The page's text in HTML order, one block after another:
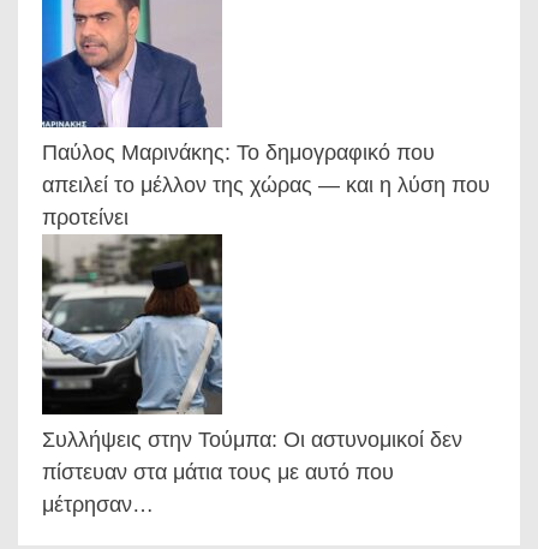
Παύλος Μαρινάκης: Το δημογραφικό που
απειλεί το μέλλον της χώρας — και η λύση που
προτείνει
Συλλήψεις στην Τούμπα: Οι αστυνομικοί δεν
πίστευαν στα μάτια τους με αυτό που
μέτρησαν…